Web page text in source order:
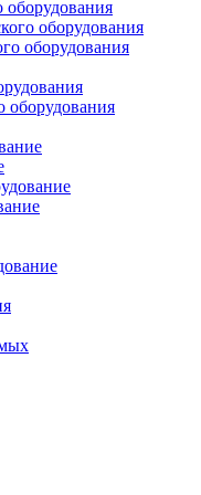
оборудования
оборудования
оборудования